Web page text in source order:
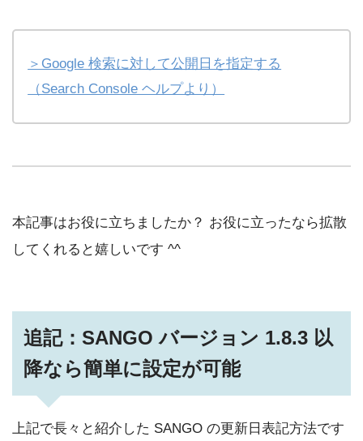
＞Google 検索に対して公開日を指定する
（Search Console ヘルプより）
本記事はお役に立ちましたか？ お役に立ったなら拡散
してくれると嬉しいです ^^
追記：SANGO バージョン 1.8.3 以
降なら簡単に設定が可能
上記で長々と紹介した SANGO の更新日表記方法です